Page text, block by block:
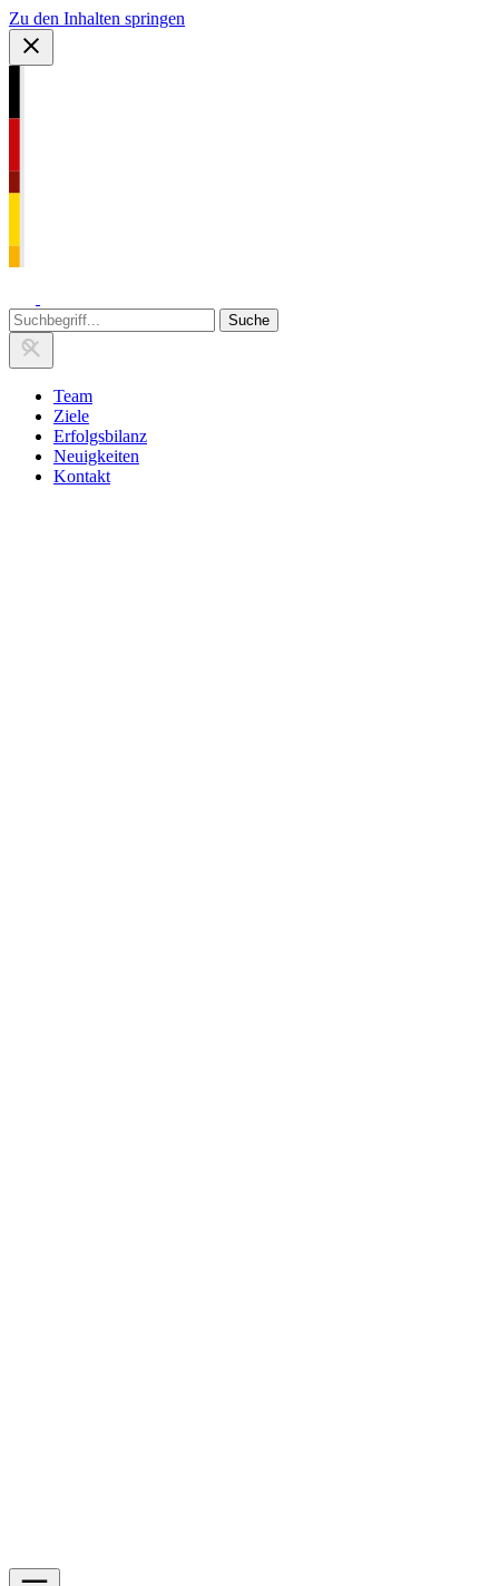
Zu den Inhalten springen
Team
Ziele
Erfolgsbilanz
Neuigkeiten
Kontakt